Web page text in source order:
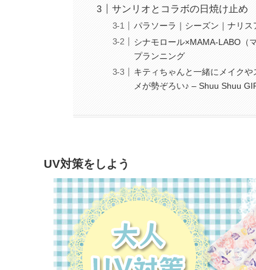
サンリオとコラボの日焼け止め
パラソーラ｜シーズン｜ナリ
シナモロール×MAMA-LABO（
プランニング
キティちゃんと一緒にメイク
メが勢ぞろい♪ – Shuu Shuu
UV対策をしよう